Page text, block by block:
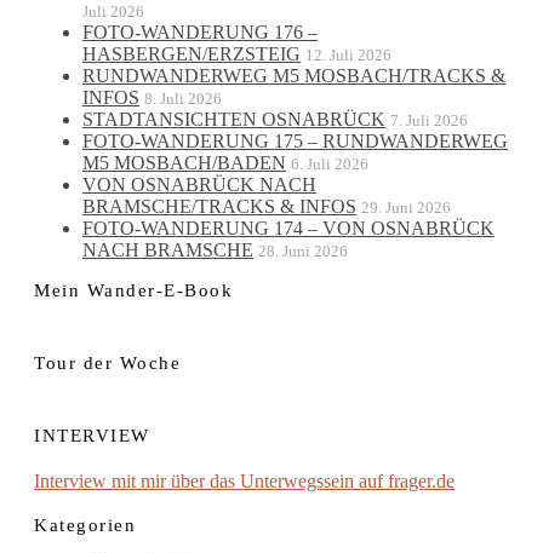
Juli 2026
FOTO-WANDERUNG 176 –
HASBERGEN/ERZSTEIG 12. Juli 2026
RUNDWANDERWEG M5 MOSBACH/TRACKS &
INFOS 8. Juli 2026
STADTANSICHTEN OSNABRÜCK 7. Juli 2026
FOTO-WANDERUNG 175 – RUNDWANDERWEG
M5 MOSBACH/BADEN 6. Juli 2026
VON OSNABRÜCK NACH
BRAMSCHE/TRACKS & INFOS 29. Juni 2026
FOTO-WANDERUNG 174 – VON OSNABRÜCK
NACH BRAMSCHE 28. Juni 2026
Mein Wander-E-Book
Tour der Woche
INTERVIEW
Interview mit mir über das Unterwegssein auf frager.de
Kategorien